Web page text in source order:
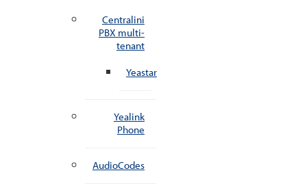
Centralini
PBX multi-
tenant
Yeastar
Yealink
Phone
AudioCodes